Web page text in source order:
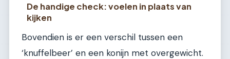
De handige check: voelen in plaats van
kijken
Bovendien is er een verschil tussen een
‘knuffelbeer’ en een konijn met overgewicht.